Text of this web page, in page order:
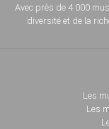
Avec près de 4 000
diversité et de la
Les
Les